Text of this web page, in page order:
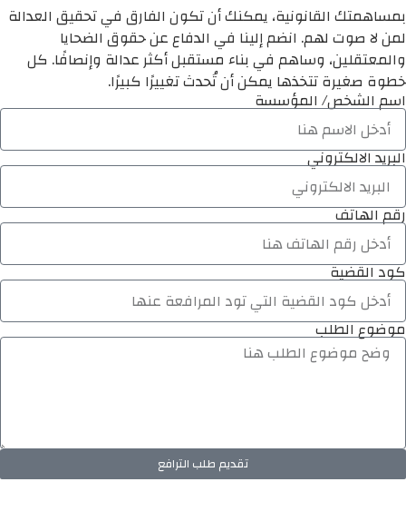
بمساهمتك القانونية، يمكنك أن تكون الفارق في تحقيق العدالة
لمن لا صوت لهم. انضم إلينا في الدفاع عن حقوق الضحايا
والمعتقلين، وساهم في بناء مستقبل أكثر عدالة وإنصافًا. كل
خطوة صغيرة تتخذها يمكن أن تُحدث تغييرًا كبيرًا.
اسم الشخص/ المؤسسة
البريد الالكتروني
رقم الهاتف
كود القضية
موضوع الطلب
تقديم طلب الترافع